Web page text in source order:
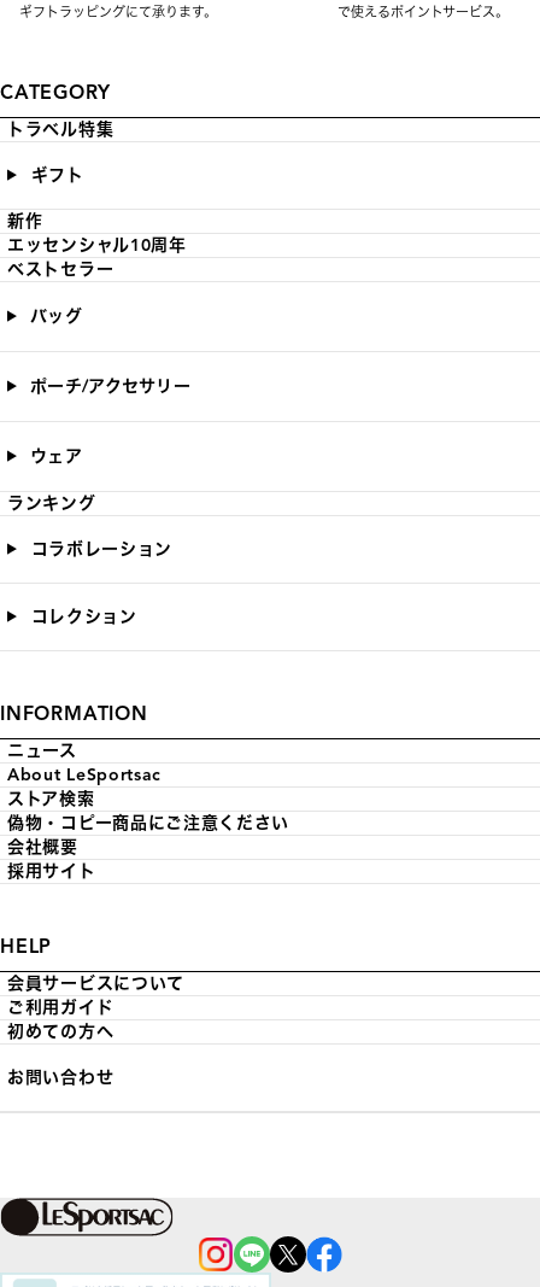
ギフトラッピングにて承ります。
で使えるポイントサービス。
CATEGORY
トラベル特集
ギフト
新作
エッセンシャル10周年
ベストセラー
バッグ
ポーチ/アクセサリー
ウェア
ランキング
コラボレーション
コレクション
INFORMATION
ニュース
About LeSportsac
ストア検索
偽物・コピー商品にご注意ください
会社概要
採用サイト
HELP
会員サービスについて
ご利用ガイド
初めての方へ
お問い合わせ